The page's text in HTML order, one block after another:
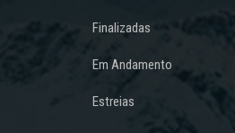
Finalizadas
Em Andamento
Estreias